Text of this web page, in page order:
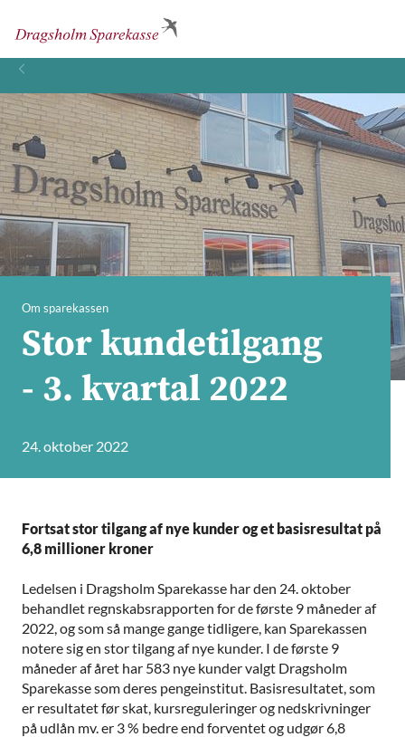
Om sparekassen
Stor kundetilgang
- 3. kvartal 2022
24. oktober 2022
Fortsat stor tilgang af nye kunder og et basisresultat på
6,8 millioner kroner
Ledelsen i Dragsholm Sparekasse har den 24. oktober
behandlet regnskabsrapporten for de første 9 måneder af
2022, og som så mange gange tidligere, kan Sparekassen
notere sig en stor tilgang af nye kunder. I de første 9
måneder af året har 583 nye kunder valgt Dragsholm
Sparekasse som deres pengeinstitut. Basisresultatet, som
er resultatet før skat, kursreguleringer og nedskrivninger
på udlån mv. er 3 % bedre end forventet og udgør 6,8